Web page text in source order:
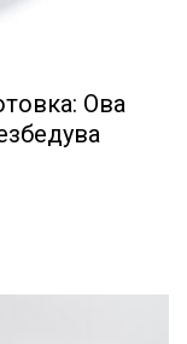
Ова